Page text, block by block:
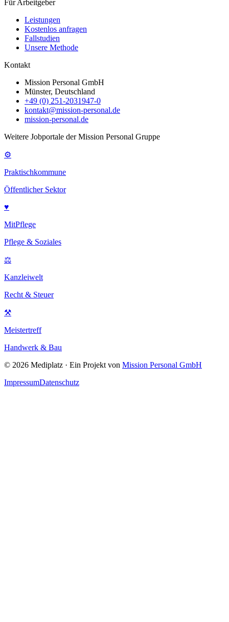
Für Arbeitgeber
Leistungen
Kostenlos anfragen
Fallstudien
Unsere Methode
Kontakt
Mission Personal GmbH
Münster, Deutschland
+49 (0) 251-2031947-0
kontakt@mission-personal.de
mission-personal.de
Weitere Jobportale der Mission Personal Gruppe
⚙
Praktischkommune
Öffentlicher Sektor
♥
MitPflege
Pflege & Soziales
⚖
Kanzleiwelt
Recht & Steuer
⚒
Meistertreff
Handwerk & Bau
© 2026 Mediplatz · Ein Projekt von Mission Personal GmbH
ImpressumDatenschutz